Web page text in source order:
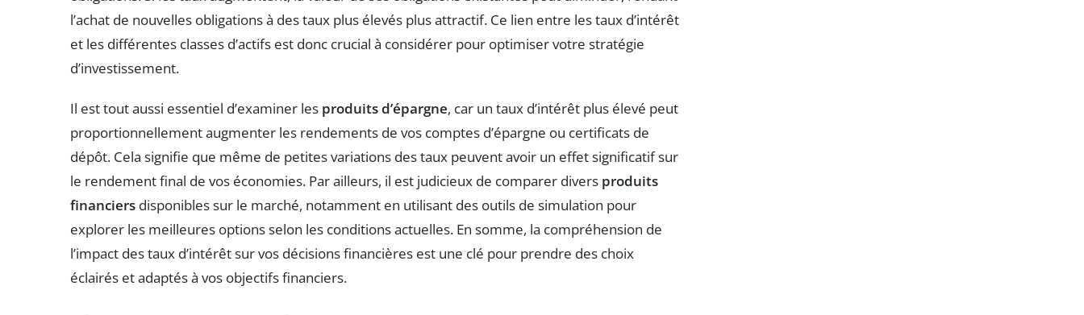
l’achat de nouvelles obligations à des taux plus élevés plus attractif. Ce lien entre les taux d’intérêt
et les différentes classes d’actifs est donc crucial à considérer pour optimiser votre stratégie
d’investissement.
Il est tout aussi essentiel d’examiner les produits d’épargne, car un taux d’intérêt plus élevé peut
proportionnellement augmenter les rendements de vos comptes d’épargne ou certificats de
dépôt. Cela signifie que même de petites variations des taux peuvent avoir un effet significatif sur
le rendement final de vos économies. Par ailleurs, il est judicieux de comparer divers produits
financiers disponibles sur le marché, notamment en utilisant des outils de simulation pour
explorer les meilleures options selon les conditions actuelles. En somme, la compréhension de
l’impact des taux d’intérêt sur vos décisions financières est une clé pour prendre des choix
éclairés et adaptés à vos objectifs financiers.